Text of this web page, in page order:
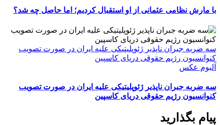
با مارش نظامی عثمانی از او استقبال کردیم؛ اما حاصل چه شد؟
سه ضربه جبران ناپذیر ژئوپلیتیکی علیه ایران در صورت تصویب
کنوانسیون رژیم حقوقی دریای کاسپین
آلبوم عکس
سه ضربه جبران ناپذیر ژئوپلیتیکی علیه ایران در صورت تصویب
کنوانسیون رژیم حقوقی دریای کاسپین
پیام بگذارید